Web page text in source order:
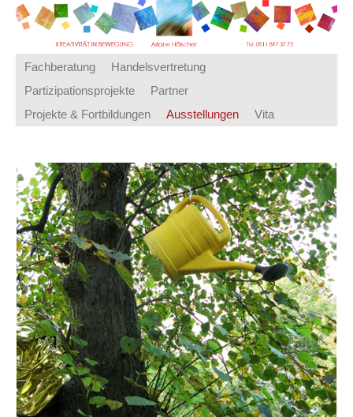
Fachberatung
Handelsvertretung
Partizipationsprojekte
Partner
Projekte & Fortbildungen
Ausstellungen Vita